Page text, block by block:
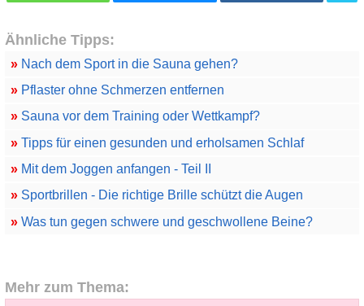
Ähnliche Tipps:
»Nach dem Sport in die Sauna gehen?
»Pflaster ohne Schmerzen entfernen
»Sauna vor dem Training oder Wettkampf?
»Tipps für einen gesunden und erholsamen Schlaf
»Mit dem Joggen anfangen - Teil II
»Sportbrillen - Die richtige Brille schützt die Augen
»Was tun gegen schwere und geschwollene Beine?
Mehr zum Thema: